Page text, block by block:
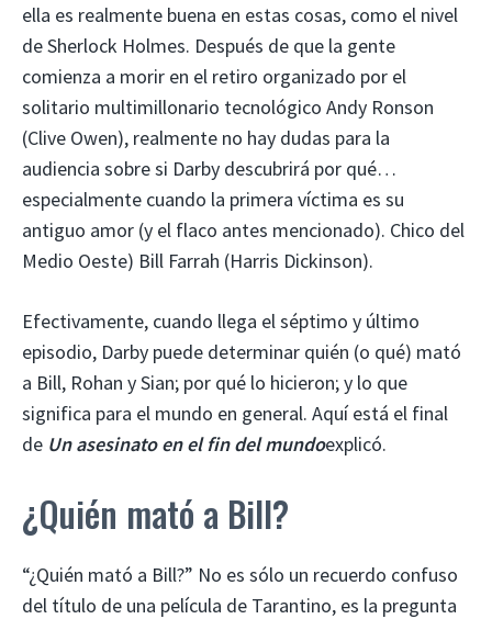
ella es realmente buena en estas cosas, como el nivel
de Sherlock Holmes. Después de que la gente
comienza a morir en el retiro organizado por el
solitario multimillonario tecnológico Andy Ronson
(Clive Owen), realmente no hay dudas para la
audiencia sobre si Darby descubrirá por qué…
especialmente cuando la primera víctima es su
antiguo amor (y el flaco antes mencionado). Chico del
Medio Oeste) Bill Farrah (Harris Dickinson).
Efectivamente, cuando llega el séptimo y último
episodio, Darby puede determinar quién (o qué) mató
a Bill, Rohan y Sian; por qué lo hicieron; y lo que
significa para el mundo en general. Aquí está el final
de Un asesinato en el fin del mundoexplicó.
¿Quién mató a Bill?
“¿Quién mató a Bill?” No es sólo un recuerdo confuso
del título de una película de Tarantino, es la pregunta